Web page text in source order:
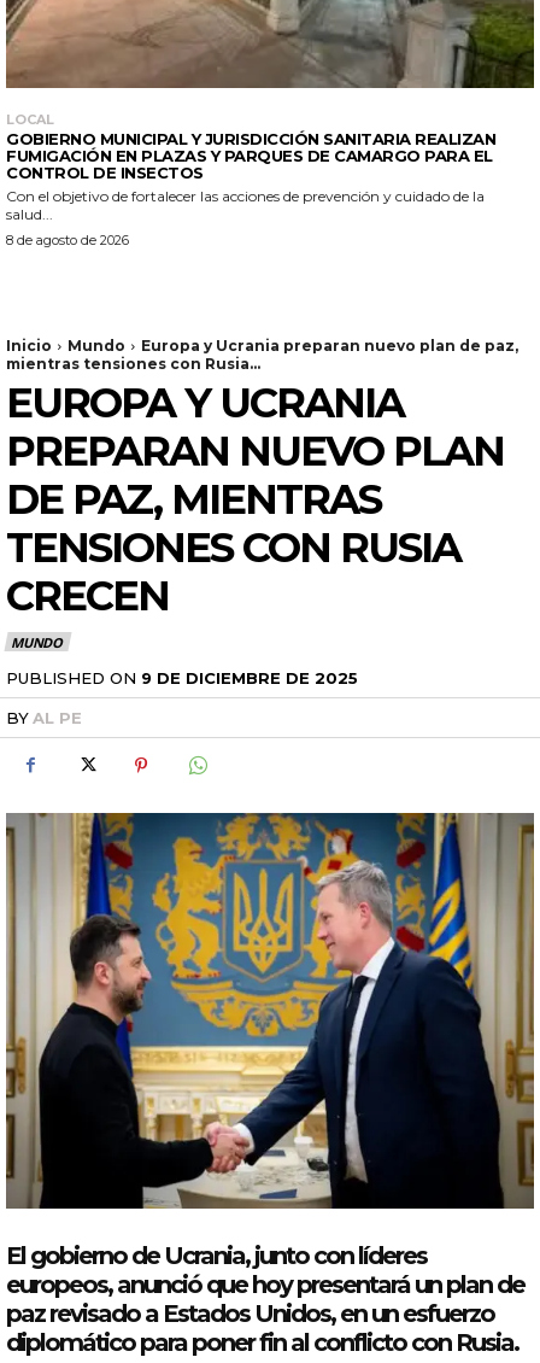
LOCAL
GOBIERNO MUNICIPAL Y JURISDICCIÓN SANITARIA REALIZAN
FUMIGACIÓN EN PLAZAS Y PARQUES DE CAMARGO PARA EL
CONTROL DE INSECTOS
Con el objetivo de fortalecer las acciones de prevención y cuidado de la
salud...
8 de agosto de 2026